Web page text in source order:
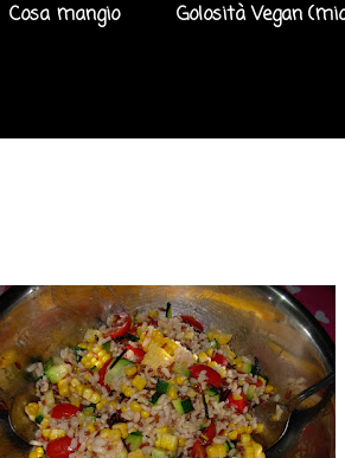
Cosa mangio Golosità Vegan